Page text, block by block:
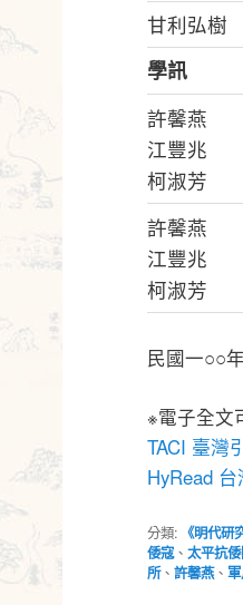
甘利弘樹
學訊
許馨燕
江豐兆
柯淑芳
許馨燕
江豐兆
柯淑芳
民國一○○
※電子全文
TACI 臺灣
HyRead
分類: 《明代研
倭寇、 太平抗
所、 許馨燕、